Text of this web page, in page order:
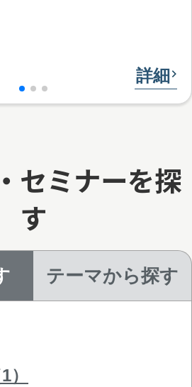
詳細
セミナーを探
す
テーマから探す